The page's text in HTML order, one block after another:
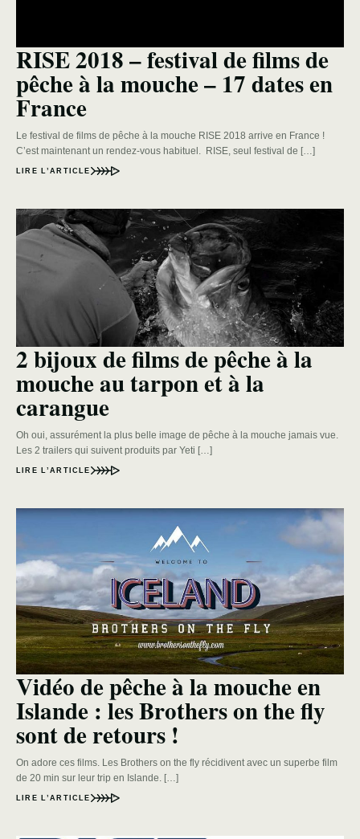
RISE 2018 – festival de films de
pêche à la mouche – 17 dates en
France
Le festival de films de pêche à la mouche RISE 2018 arrive en France !
C’est maintenant un rendez-vous habituel. RISE, seul festival de […]
LIRE L’ARTICLE
2 bijoux de films de pêche à la
mouche au tarpon et à la
carangue
Oh oui, assurément la plus belle image de pêche à la mouche jamais vue.
Les 2 trailers qui suivent produits par Yeti […]
LIRE L’ARTICLE
Vidéo de pêche à la mouche en
Islande : les Brothers on the fly
sont de retours !
On adore ces films. Les Brothers on the fly récidivent avec un superbe film
de 20 min sur leur trip en Islande. […]
LIRE L’ARTICLE